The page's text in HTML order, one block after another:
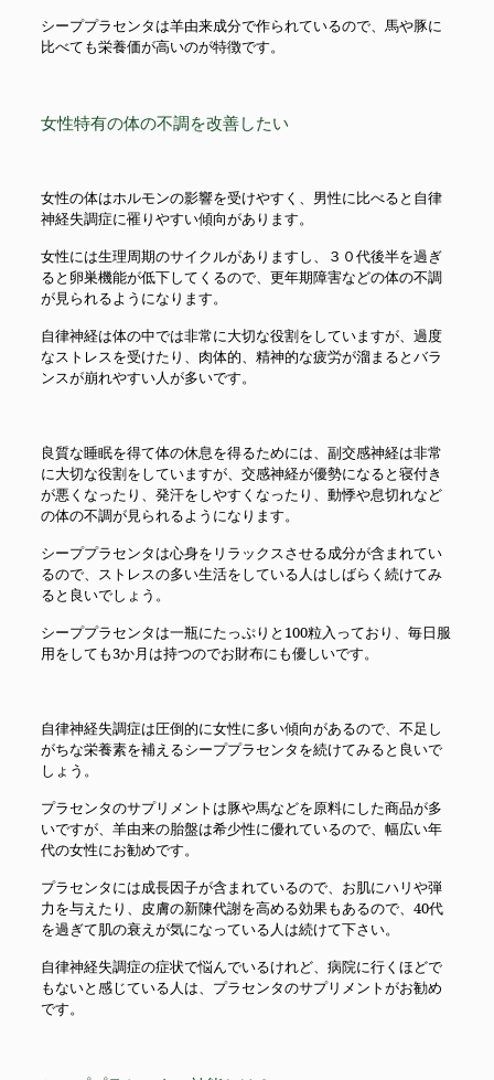
シーププラセンタは羊由来成分で作られているので、馬や豚に
比べても栄養価が高いのが特徴です。
女性特有の体の不調を改善したい
女性の体はホルモンの影響を受けやすく、男性に比べると自律
神経失調症に罹りやすい傾向があります。
女性には生理周期のサイクルがありますし、３０代後半を過ぎ
ると卵巣機能が低下してくるので、更年期障害などの体の不調
が見られるようになります。
自律神経は体の中では非常に大切な役割をしていますが、過度
なストレスを受けたり、肉体的、精神的な疲労が溜まるとバラ
ンスが崩れやすい人が多いです。
良質な睡眠を得て体の休息を得るためには、副交感神経は非常
に大切な役割をしていますが、交感神経が優勢になると寝付き
が悪くなったり、発汗をしやすくなったり、動悸や息切れなど
の体の不調が見られるようになります。
シーププラセンタは心身をリラックスさせる成分が含まれてい
るので、ストレスの多い生活をしている人はしばらく続けてみ
ると良いでしょう。
シーププラセンタは一瓶にたっぷりと100粒入っており、毎日服
用をしても3か月は持つのでお財布にも優しいです。
自律神経失調症は圧倒的に女性に多い傾向があるので、不足し
がちな栄養素を補えるシーププラセンタを続けてみると良いで
しょう。
プラセンタのサプリメントは豚や馬などを原料にした商品が多
いですが、羊由来の胎盤は希少性に優れているので、幅広い年
代の女性にお勧めです。
プラセンタには成長因子が含まれているので、お肌にハリや弾
力を与えたり、皮膚の新陳代謝を高める効果もあるので、40代
を過ぎて肌の衰えが気になっている人は続けて下さい。
自律神経失調症の症状で悩んでいるけれど、病院に行くほどで
もないと感じている人は、プラセンタのサプリメントがお勧め
です。